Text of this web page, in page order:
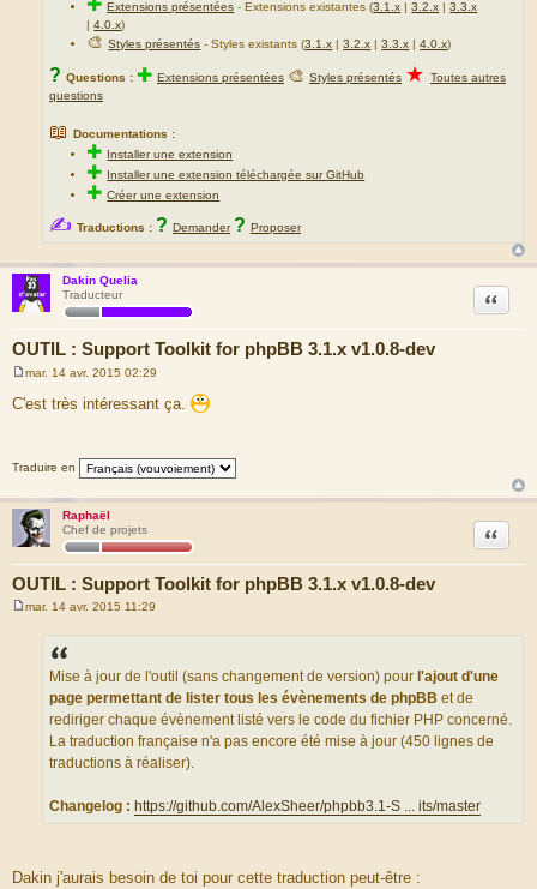
✚Extensions présentées -Extensions existantes (3.1.x |3.2.x |3.3.x
|4.0.x)
🎨Styles présentés - Styles existants (3.1.x |3.2.x |3.3.x |4.0.x)
? Questions : ✚ Extensions présentées 🎨 Styles présentés ★ Toutes autres
questions
📖 Documentations :
✚ Installer une extension
✚ Installer une extension téléchargée sur GitHub
✚Créer une extension
✍ Traductions : ? Demander ? Proposer
Dakin Quelia
Traducteur
OUTIL : Support Toolkit for phpBB 3.1.x v1.0.8-dev
Citation
s
e
mar. 14 avr. 2015 02:29
C'est très intéressant ça.
Traduire en
Raphaël
Chef de projets
OUTIL : Support Toolkit for phpBB 3.1.x v1.0.8-dev
Citation
mar. 14 avr. 2015 11:29
Mise à jour de l'outil (sans changement de version) pour l'ajout d'une
page permettant de lister tous les évènements de phpBB et de
rediriger chaque évènement listé vers le code du fichier PHP concerné.
La traduction française n'a pas encore été mise à jour (450 lignes de
traductions à réaliser).
Changelog : https://github.com/AlexSheer/phpbb3.1-S ... its/master
Dakin j'aurais besoin de toi pour cette traduction peut-être :